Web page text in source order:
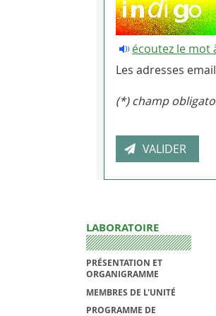
écoutez le mot
Les adresses
(*) champ
LABORATOIRE
PRÉSENTATION ET
ORGANIGRAMME
MEMBRES DE L'UNITÉ
PROGRAMME DE